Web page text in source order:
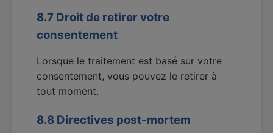
8.7 Droit de retirer votre
consentement
Lorsque le traitement est basé sur votre
consentement, vous pouvez le retirer à
tout moment.
8.8 Directives post-mortem